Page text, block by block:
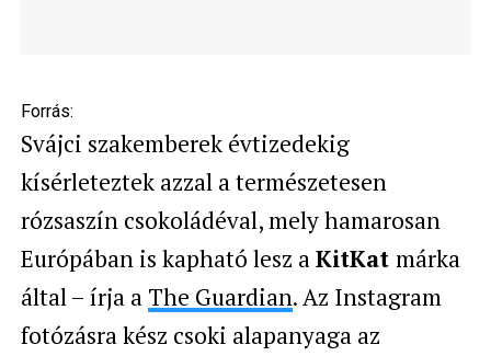
Forrás:
Svájci szakemberek évtizedekig
kísérleteztek azzal a természetesen
rózsaszín csokoládéval, mely hamarosan
Európában is kapható lesz aKitKat márka
által – írja a The Guardian. Az Instagram
fotózásra kész csoki alapanyaga az